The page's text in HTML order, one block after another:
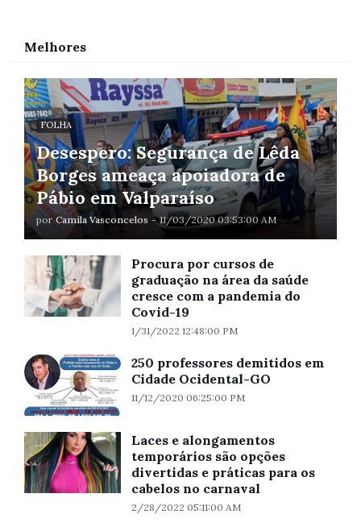
Melhores
FOLHA
Desespero: Segurança de Lêda
Borges ameaça apoiadora de
Pábio em Valparaíso
por Camila Vasconcelos - 11/03/2020 03:53:00 AM
Procura por cursos de
graduação na área da saúde
cresce com a pandemia do
Covid-19
1/31/2022 12:48:00 PM
250 professores demitidos em
Cidade Ocidental-GO
11/12/2020 06:25:00 PM
Laces e alongamentos
temporários são opções
divertidas e práticas para os
cabelos no carnaval
2/28/2022 05:11:00 AM